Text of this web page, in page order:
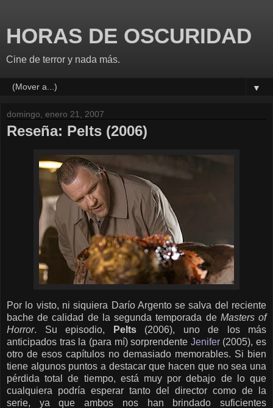
HORAS DE OSCURIDAD
Cine de terror y nada más.
▼
domingo, enero 21, 2007
Reseña: Pelts (2006)
Por lo visto, ni siquiera Darío Argento se salva del reciente
bache de calidad de la segunda temporada de Masters of
Horror. Su episodio, Pelts(2006), uno de los más
anticipados tras la (para mí) sorprendente Jenifer(2005), es
otro de esos capítulos no demasiado memorables. Si bien
tiene algunos puntos a destacar que hacen que no sea una
pérdida total de tiempo, está muy por debajo de lo que
cualquiera podría esperar tanto del director como de la
serie, ya que ambos nos han brindado suficientes